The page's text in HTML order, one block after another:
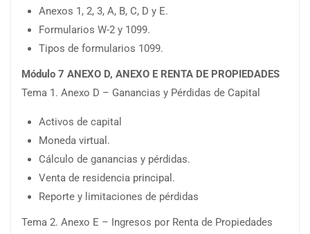
Anexos 1, 2, 3, A, B, C, D y E.
Formularios W-2 y 1099.
Tipos de formularios 1099.
Módulo 7 ANEXO D, ANEXO E RENTA DE PROPIEDADES
Tema 1. Anexo D – Ganancias y Pérdidas de Capital
Activos de capital
Moneda virtual.
Cálculo de ganancias y pérdidas.
Venta de residencia principal.
Reporte y limitaciones de pérdidas
Tema 2. Anexo E – Ingresos por Renta de Propiedades